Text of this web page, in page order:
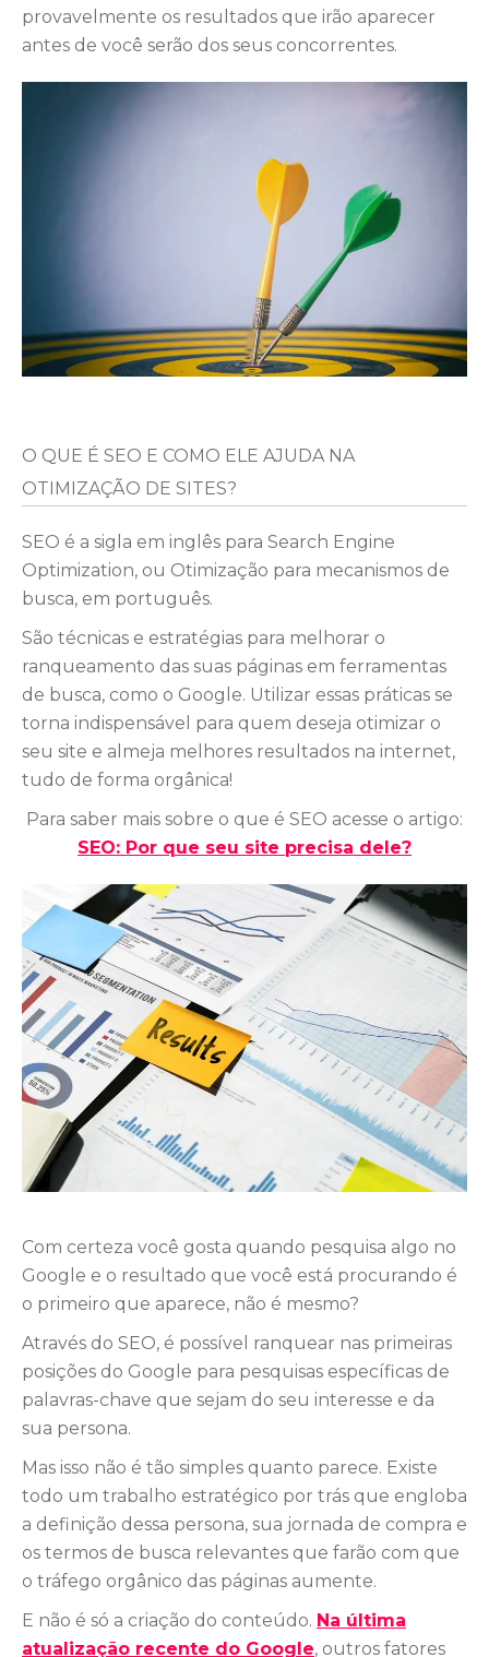
provavelmente os resultados que irão aparecer
antes de você serão dos seus concorrentes.
O QUE É SEO E COMO ELE AJUDA NA
OTIMIZAÇÃO DE SITES?
SEO é a sigla em inglês para Search Engine
Optimization, ou Otimização para mecanismos de
busca, em português.
São técnicas e estratégias para melhorar o
ranqueamento das suas páginas em ferramentas
de busca, como o Google. Utilizar essas práticas se
torna indispensável para quem deseja otimizar o
seu site e almeja melhores resultados na internet,
tudo de forma orgânica!
Para saber mais sobre o que é SEO acesse o artigo:
SEO: Por que seu site precisa dele?
Com certeza você gosta quando pesquisa algo no
Google e o resultado que você está procurando é
o primeiro que aparece, não é mesmo?
Através do SEO, é possível ranquear nas primeiras
posições do Google para pesquisas específicas de
palavras-chave que sejam do seu interesse e da
sua persona.
Mas isso não é tão simples quanto parece. Existe
todo um trabalho estratégico por trás que engloba
a definição dessa persona, sua jornada de compra e
os termos de busca relevantes que farão com que
o tráfego orgânico das páginas aumente.
E não é só a criação do conteúdo. Na última
atualização recente do Google, outros fatores